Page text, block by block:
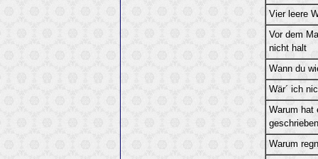
Vier leere
Vor dem
nicht halt
Wann du
Wär´ ich
Warum hat
geschrieben
Warum